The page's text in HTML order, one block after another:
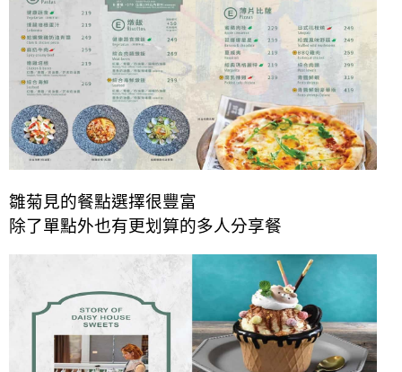
雛菊見的餐點選擇很豐富
除了單點外也有更划算的多人分享餐